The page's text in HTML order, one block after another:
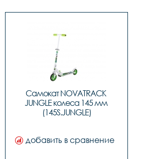
Самокат NOVATRACK
JUNGLE колеса 145 мм
(145S.JUNGLE)
добавить в сравнение